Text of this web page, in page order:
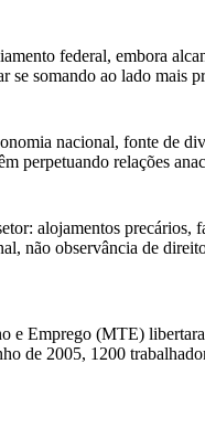
federal, embora
se somando ao lado mais
nacional, fonte de
perpetuando relações
alojamentos
não observância de
Emprego (MTE)
de 2005, 1200